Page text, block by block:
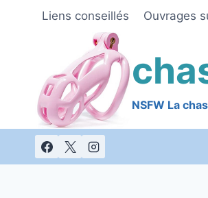
Liens conseillés Ouvrages
NSFW La